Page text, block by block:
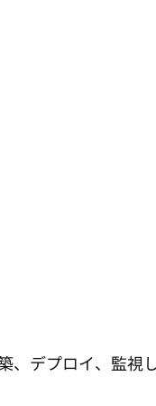
、デプロイ、監視